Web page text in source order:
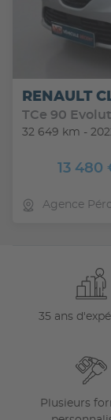
RENAULT
TCe 90
32 649 km -
13 480
Agence
35 ans
Plusieurs